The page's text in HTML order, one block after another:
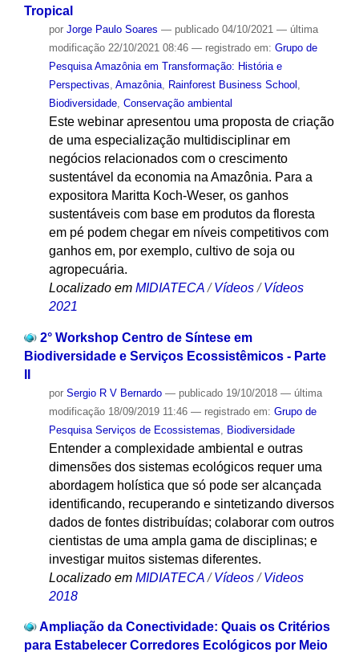
Tropical
por Jorge Paulo Soares — publicado04/10/2021 — última
modificação22/10/2021 08:46 — registrado em: Grupo de
Pesquisa Amazônia em Transformação: História e
Perspectivas Amazônia, Rainforest Business School
Biodiversidade, Conservação ambiental
Este webinar apresentou uma proposta de criação
de uma especialização multidisciplinar em
negócios relacionados com o crescimento
sustentável da economia na Amazônia. Para a
expositora Maritta Koch-Weser, os ganhos
sustentáveis com base em produtos da floresta
em pé podem chegar em níveis competitivos com
ganhos em, por exemplo, cultivo de soja ou
agropecuária.
Localizado em MIDIATECA /Vídeos /Vídeos
2021
2° Workshop Centro de Síntese em
Biodiversidade e Serviços Ecossistêmicos - Parte
por Sergio R V Bernardo — publicado19/10/2018 — última
modificação18/09/2019 11:46 — registrado em: Grupo de
Pesquisa Serviços de Ecossistemas
Biodiversidade
Entender a complexidade ambiental e outras
dimensões dos sistemas ecológicos requer uma
abordagem holística que só pode ser alcançada
identificando, recuperando e sintetizando diversos
dados de fontes distribuídas; colaborar com outros
cientistas de uma ampla gama de disciplinas; e
investigar muitos sistemas diferentes.
Localizado em MIDIATECA /Vídeos /Videos
2018
Ampliação da Conectividade: Quais os Critérios
para Estabelecer Corredores Ecológicos por Meio